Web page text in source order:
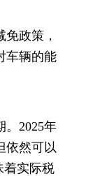
政策，
车辆的能
。2025年
依然可以
着实际税